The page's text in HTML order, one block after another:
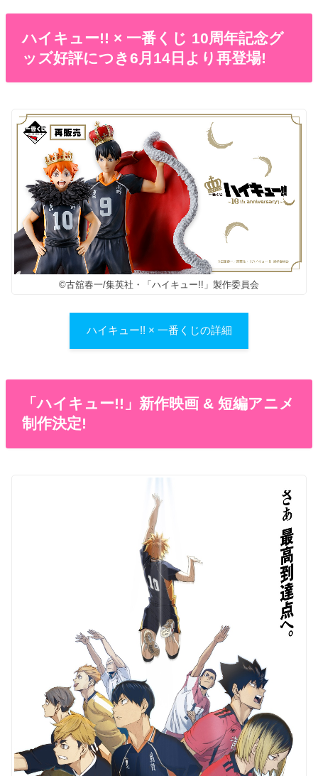
ハイキュー!! × 一番くじ 10周年記念グ
ッズ好評につき6月14日より再登場!
©古舘春一/集英社・「ハイキュー!!」製作委員会
ハイキュー!! × 一番くじの詳細
「ハイキュー!!」新作映画 & 短編アニメ
制作決定!